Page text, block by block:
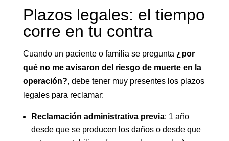
Plazos legales: el tiempo
corre en tu contra
Cuando un paciente o familia se pregunta ¿por
qué no me avisaron del riesgo de muerte en la
operación?, debe tener muy presentes los plazos
legales para reclamar:
Reclamación administrativa previa: 1 año
desde que se producen los daños o desde que